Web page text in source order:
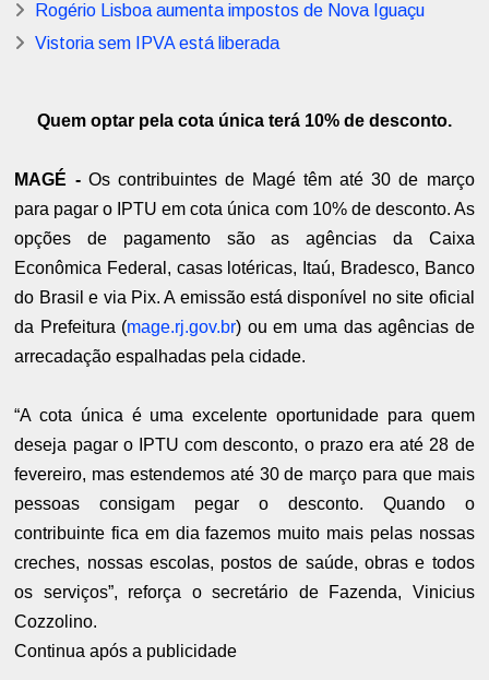
Rogério Lisboa aumenta impostos de Nova Iguaçu
Vistoria sem IPVA está liberada
Quem optar pela cota única terá 10% de desconto.
MAGÉ - Os contribuintes de Magé têm até 30 de março
para pagar o IPTU em cota única com 10% de desconto. As
opções de pagamento são as agências da Caixa
Econômica Federal, casas lotéricas, Itaú, Bradesco, Banco
do Brasil e via Pix. A emissão está disponível no site oficial
da Prefeitura (mage.rj.gov.br) ou em uma das agências de
arrecadação espalhadas pela cidade.
“A cota única é uma excelente oportunidade para quem
deseja pagar o IPTU com desconto, o prazo era até 28 de
fevereiro, mas estendemos até 30 de março para que mais
pessoas consigam pegar o desconto. Quando o
contribuinte fica em dia fazemos muito mais pelas nossas
creches, nossas escolas, postos de saúde, obras e todos
os serviços”, reforça o secretário de Fazenda, Vinicius
Cozzolino.
Continua após a publicidade